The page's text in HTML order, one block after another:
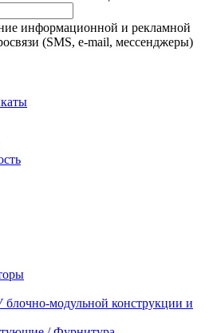
информационной и рекламной
(SMS, e-mail, мессенджеры)
модульной конструкции и